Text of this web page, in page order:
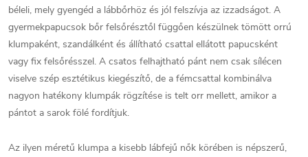
béleli, mely gyengéd a lábbőrhöz és jól felszívja az izzadságot. A
gyermekpapucsok bőr felsőrésztől függően készülnek tömött orrú
klumpaként, szandálként és állítható csattal ellátott papucsként
vagy fix felsőrésszel. A csatos felhajtható pánt nem csak sílécen
viselve szép esztétikus kiegészítő, de a fémcsattal kombinálva
nagyon hatékony klumpák rögzítése is telt orr mellett, amikor a
pántot a sarok fölé fordítjuk.
Az ilyen méretű klumpa a kisebb lábfejű nők körében is népszerű,